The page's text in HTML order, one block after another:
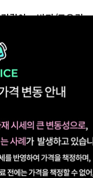
귀걸이 반지/토우링